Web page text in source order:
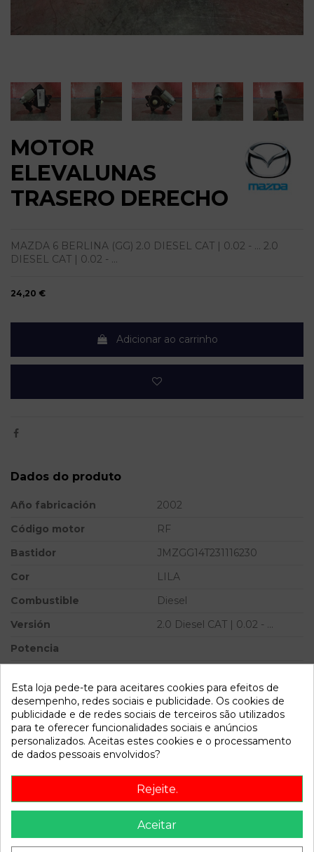
MOTOR
ELEVALUNAS
TRASERO DERECHO
MAZDA 6 BERLINA (GG) 2.0 DIESEL CAT | 0.02 - ... 2.0
DIESEL CAT | 0.02 - ...
24,20 €
Adicionar ao carrinho
Dados do produto
Año fabricación
2002
Código motor
RF
Bastidor
JMZGG14T231116230
Cor
LILA
Combustible
Diesel
Versión
2.0 Diesel CAT | 0.02 - ...
Potencia
CAT | 0.02 - ...
Referência 809985
Disponível a partir de: 2022-04-04
Recambio de motor elevalunas trasero derecho para mazda
6 berlina (gg) 2.0 diesel cat | 0.02 - ... 2.0 diesel cat | 0.02 - ...
referencia OEM IAM
Esta loja pede-te para aceitares cookies para efeitos de
desempenho, redes sociais e publicidade. Os cookies de
publicidade e de redes sociais de terceiros são utilizados
para te oferecer funcionalidades sociais e anúncios
personalizados. Aceitas estes cookies e o processamento
de dados pessoais envolvidos?
Rejeite.
Aceitar